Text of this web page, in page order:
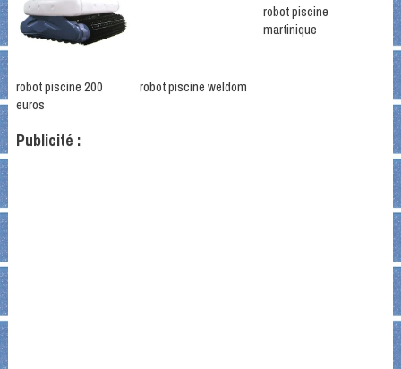
robot piscine 200
euros
robot piscine weldom
robot piscine
martinique
Publicité :